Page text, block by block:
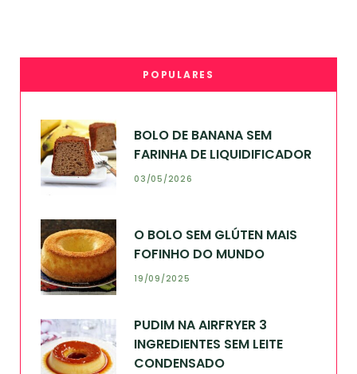
POPULARES
BOLO DE BANANA SEM
FARINHA DE LIQUIDIFICADOR
03/05/2026
O BOLO SEM GLÚTEN MAIS
FOFINHO DO MUNDO
19/09/2025
PUDIM NA AIRFRYER 3
INGREDIENTES SEM LEITE
CONDENSADO